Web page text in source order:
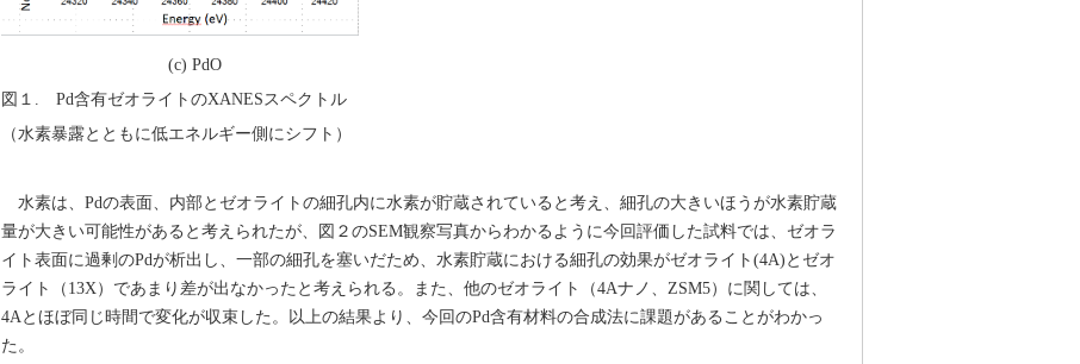
(c) PdO
図１. Pd含有ゼオライトのXANESスペクトル
（水素暴露とともに低エネルギー側にシフト）
水素は、Pdの表面、内部とゼオライトの細孔内に水素が貯蔵されていると考え、細孔の大きいほうが水素貯蔵
量が大きい可能性があると考えられたが、図２のSEM観察写真からわかるように今回評価した試料では、ゼオラ
イト表面に過剰のPdが析出し、一部の細孔を塞いだため、水素貯蔵における細孔の効果がゼオライト(4A)とゼオ
ライト（13X）であまり差が出なかったと考えられる。また、他のゼオライト（4Aナノ、ZSM5）に関しては、
4Aとほぼ同じ時間で変化が収束した。以上の結果より、今回のPd含有材料の合成法に課題があることがわかっ
た。